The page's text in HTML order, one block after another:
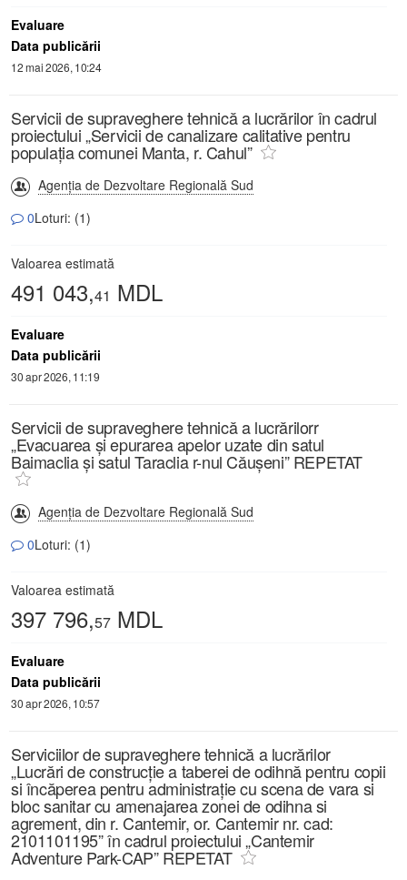
Evaluare
Data publicării
12 mai 2026, 10:24
Servicii de supraveghere tehnică a lucrărilor în cadrul
proiectului „Servicii de canalizare calitative pentru
populația comunei Manta, r. Cahul”
Agenția de Dezvoltare Regională Sud
0Loturi: (1)
Valoarea estimată
491 043,41 MDL
Evaluare
Data publicării
30 apr 2026, 11:19
Servicii de supraveghere tehnică a lucrărilorr
„Evacuarea și epurarea apelor uzate din satul
Baimaclia și satul Taraclia r-nul Căușeni” REPETAT
Agenția de Dezvoltare Regională Sud
0Loturi: (1)
Valoarea estimată
397 796,57 MDL
Evaluare
Data publicării
30 apr 2026, 10:57
Serviciilor de supraveghere tehnică a lucrărilor
„Lucrări de construcție a taberei de odihnă pentru copii
si încăperea pentru administrație cu scena de vara si
bloc sanitar cu amenajarea zonei de odihna si
agrement, din r. Cantemir, or. Cantemir nr. cad:
2101101195” în cadrul proiectului „Cantemir
Adventure Park-CAP” REPETAT